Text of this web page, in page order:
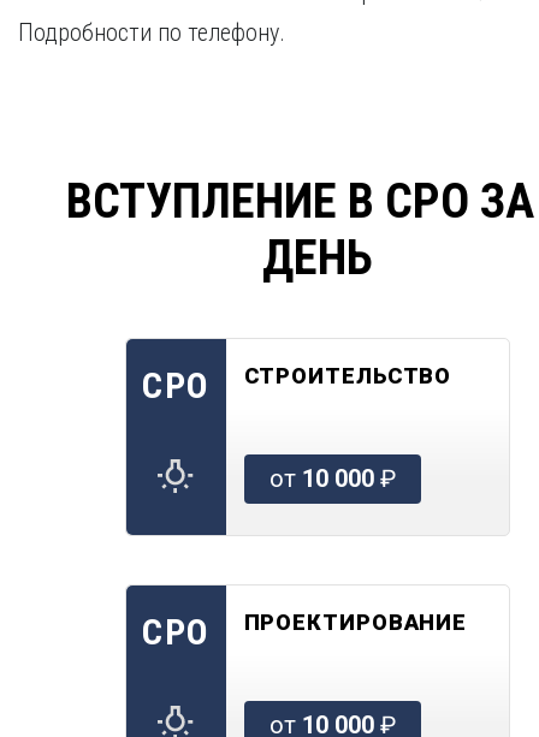
Подробности по телефону.
ВСТУПЛЕНИЕ В СРО
ДЕНЬ
СРО СТРОИТЕЛЬСТВО
от 10 000₽
СРО ПРОЕКТИРОВАНИЕ
от 10 000₽